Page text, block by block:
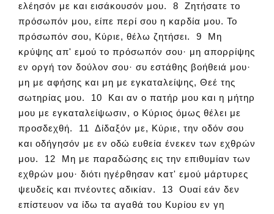
ελέησόν με και εισάκουσόν μου. 8 Ζητήσατε το
πρόσωπόν μου, είπε περί σου η καρδία μου. Το
πρόσωπόν σου, Κύριε, θέλω ζητήσει. 9 Μη
κρύψης απ' εμού το πρόσωπόν σου· μη απορρίψης
εν οργή τον δούλον σου· συ εστάθης βοήθειά μου·
μη με αφήσης και μη με εγκαταλείψης, Θεέ της
σωτηρίας μου. 10 Και αν ο πατήρ μου και η μήτηρ
μου με εγκαταλείψωσιν, ο Κύριος όμως θέλει με
προσδεχθή. 11 Δίδαξόν με, Κύριε, την οδόν σου
και οδήγησόν με εν οδώ ευθεία ένεκεν των εχθρών
μου. 12 Μη με παραδώσης εις την επιθυμίαν των
εχθρών μου· διότι ηγέρθησαν κατ' εμού μάρτυρες
ψευδείς και πνέοντες αδικίαν. 13 Ουαί εάν δεν
επίστευον να ίδω τα αγαθά του Κυρίου εν γη